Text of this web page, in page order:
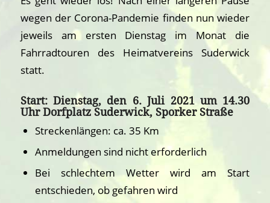
wegen der Corona-Pandemie finden nun wieder
jeweils am ersten Dienstag im Monat die
Fahrradtouren des Heimatvereins Suderwick
statt.
Start:Dienstag, den 6. Juli 2021 um 14.30
Uhr Dorfplatz Suderwick, Sporker Straße
Streckenlängen: ca. 35 Km
Anmeldungen sind nicht erforderlich
Bei schlechtem Wetter wird am Start
entschieden, ob gefahren wird